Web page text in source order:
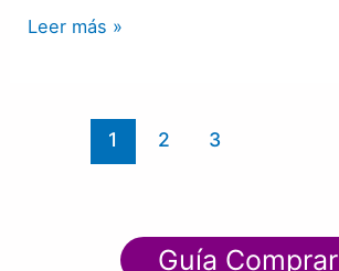
Leer más »
1 2 3
Guía Comprar